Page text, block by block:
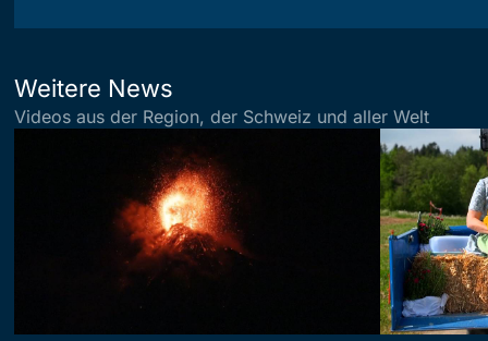
Weitere News
Videos aus der Region, der Schweiz und aller Welt